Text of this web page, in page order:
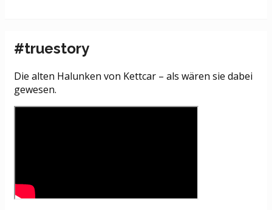
#truestory
Die alten Halunken von Kettcar – als wären sie dabei
gewesen.